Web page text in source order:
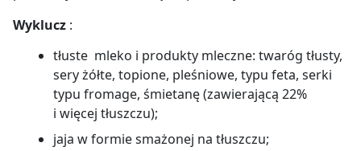
Wyklucz :
tłuste mleko i produkty mleczne: twaróg tłusty,
sery żółte, topione, pleśniowe, typu feta, serki
typu fromage, śmietanę (zawierającą 22%
i więcej tłuszczu);
jaja w formie smażonej na tłuszczu;